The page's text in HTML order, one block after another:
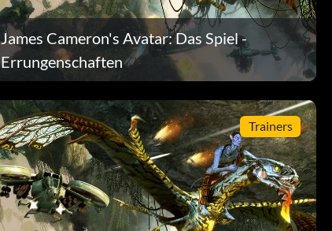
James Cameron's Avatar: Das Spiel -
Errungenschaften
Trainers